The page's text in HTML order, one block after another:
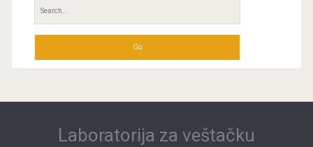
Search
for:
Laboratorija za veštačku